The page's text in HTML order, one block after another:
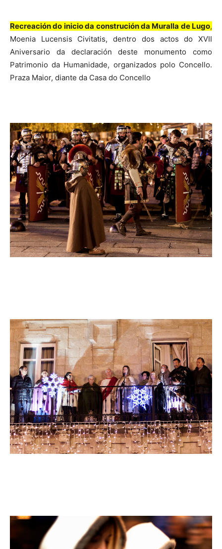
Recreación do inicio da construción da Muralla de Lugo,
Moenia Lucensis Civitatis, dentro dos actos do XVII
Aniversario da declaración deste monumento como
Patrimonio da Humanidade, organizados polo Concello.
Praza Maior, diante da Casa do Concello